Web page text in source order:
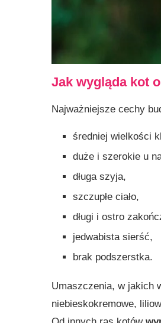
Jak wygląda kot
Najważniejsze cechy
średniej wielkości
duże i szerokie u
długa szyja,
szczupłe ciało,
długi i ostro
jedwabista sierść,
brak podszerstka.
Umaszczenia, w jakich
niebieskokremowe,